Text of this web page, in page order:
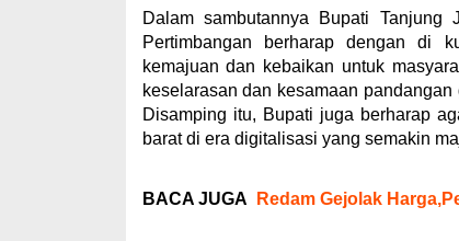
Dalam sambutannya Bupati
Pertimbangan berharap dengan di
kemajuan dan kebaikan untuk
keselarasan dan kesamaan
Disamping itu, Bupati juga berharap
barat di era digitalisasi yang semakin
BACA JUGA Redam Gejolak